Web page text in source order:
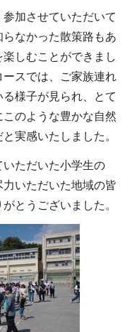
加させていただいて
なかった散策路もあ
しむことができまし
スでは、ご家族連れ
様子が見られ、とて
のような豊かな自然
実感いたしました。
ただいた小学生の
いただいた地域の皆
とうございました。